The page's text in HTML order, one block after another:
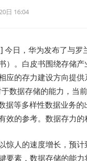
日 16:04
今日，华为发布了与
）。白皮书围绕存储
应的存力建设方向提
数据存储的能力，当
据等多样性数据业务
效的参考。数据存力
惊人的速度增长，预
要素，数据存储的能